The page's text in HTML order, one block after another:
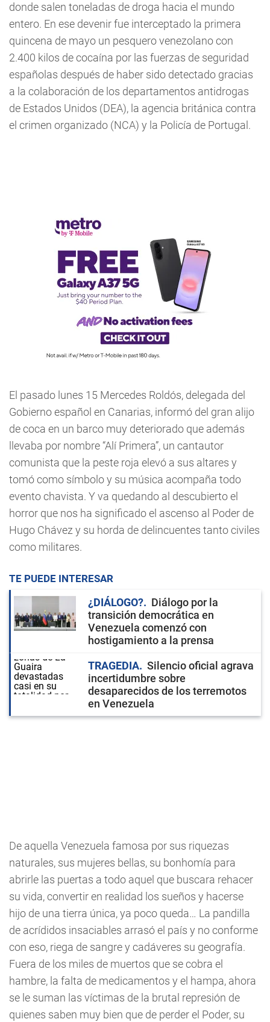
donde salen toneladas de droga hacia el mundo
entero. En ese devenir fue interceptado la primera
quincena de mayo un pesquero venezolano con
2.400 kilos de cocaína por las fuerzas de seguridad
españolas después de haber sido detectado gracias
a la colaboración de los departamentos antidrogas
de Estados Unidos (DEA), la agencia británica contra
el crimen organizado (NCA) y la Policía de Portugal.
El pasado lunes 15 Mercedes Roldós, delegada del
Gobierno español en Canarias, informó del gran alijo
de coca en un barco muy deteriorado que además
llevaba por nombre “Alí Primera”, un cantautor
comunista que la peste roja elevó a sus altares y
tomó como símbolo y su música acompaña todo
evento chavista. Y va quedando al descubierto el
horror que nos ha significado el ascenso al Poder de
Hugo Chávez y su horda de delincuentes tanto civiles
como militares.
TE PUEDE INTERESAR
¿DIÁLOGO?
Diálogo por la
transición democrática en
Venezuela comenzó con
hostigamiento a la prensa
TRAGEDIA
Silencio oficial agrava
incertidumbre sobre
desaparecidos de los terremotos
en Venezuela
De aquella Venezuela famosa por sus riquezas
naturales, sus mujeres bellas, su bonhomía para
abrirle las puertas a todo aquel que buscara rehacer
su vida, convertir en realidad los sueños y hacerse
hijo de una tierra única, ya poco queda… La pandilla
de acrídidos insaciables arrasó el país y no conforme
con eso, riega de sangre y cadáveres su geografía.
Fuera de los miles de muertos que se cobra el
hambre, la falta de medicamentos y el hampa, ahora
se le suman las víctimas de la brutal represión de
quienes saben muy bien que de perder el Poder, su